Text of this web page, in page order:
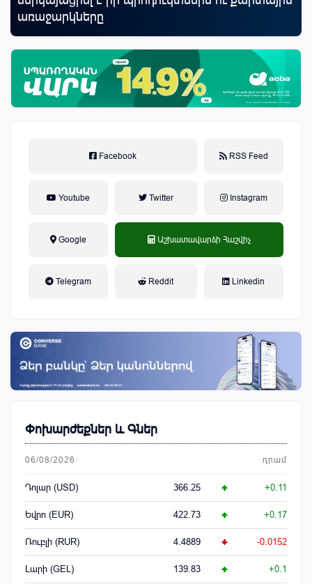
առաջարկները
Facebook RSS Feed
Youtube Twitter Instagram
Google Աշխատավարձի Հաշվիչ
Telegram Reddit Linkedin
Փոխարժեքներ և Գներ
06/08/2026 դրամ
Դոլար (USD) 366.25 +0.11
Եվրո (EUR) 422.73 +0.17
Ռուբլի (RUR) 4.4889 -0.0152
Լարի (GEL) 139.83 +0.1